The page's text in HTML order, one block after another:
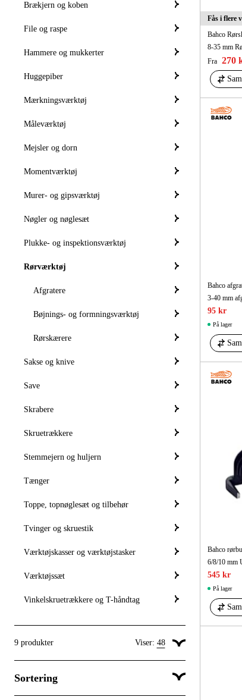
Brækjern og koben
File og raspe
Hammere og mukkerter
Huggepiber
Mærkningsværktøj
Måleværktøj
Mejsler og dorn
Momentværktøj
Murer- og gipsværktøj
Nøgler og nøglesæt
Plukke- og inspektionsværktøj
Rørværktøj
Afgratere
Bøjnings- og formningsværktøj
Rørskærere
Sakse og knive
Save
Skrabere
Skruetrækkere
Stemmejern og huljern
Tænger
Toppe, topnøglesæt og tilbehør
Tvinger og skruestik
Værktøjskasser og værktøjstasker
Værktøjssæt
Vinkelskruetrækkere og T-håndtag
9 produkter Viser: 48
Vis 48 produkter pr. side
Sortering
Fås i flere
Bahco
8-35 mm
Fra
270
Bahco
3-40 mm
95 kr
På lager
Bahco
6/8/10 mm
545 kr
På lager